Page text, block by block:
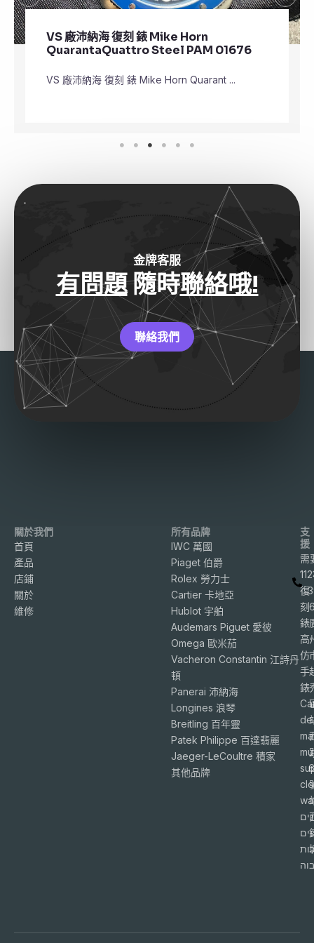
VS 廠沛納海 復刻 錶 Mike Horn
QuarantaQuattro Steel PAM 01676
VS 廠沛納海 復刻 錶 Mike Horn Quarant ...
金牌客服
有問題隨時聯絡哦!
聯絡我們
關於我們
首頁
產品
店鋪
關於
維修
所有品牌
IWC 萬國
Piaget 伯爵
Rolex 勞力士
Cartier 卡地亞
Hublot 宇舶
Audemars Piguet 愛彼
Omega 歐米茄
Vacheron Constantin 江詩丹
頓
Panerai 沛納海
Longines 浪琴
Breitling 百年靈
Patek Philippe 百達翡麗
Jaeger-LeCoultre 積家
其他品牌
支
援
需
復
刻
錶
高
仿
手
錶
de